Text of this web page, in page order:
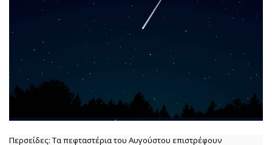
Περσείδες: Τα πεφταστέρια του Αυγούστου επιστρέφουν